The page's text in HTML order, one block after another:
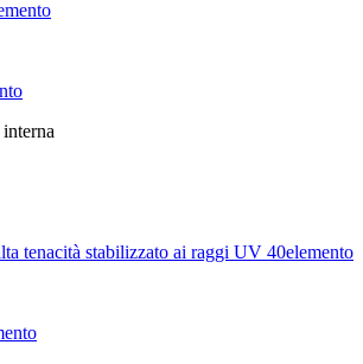
tenacità stabilizzato ai raggi UV 40elemento